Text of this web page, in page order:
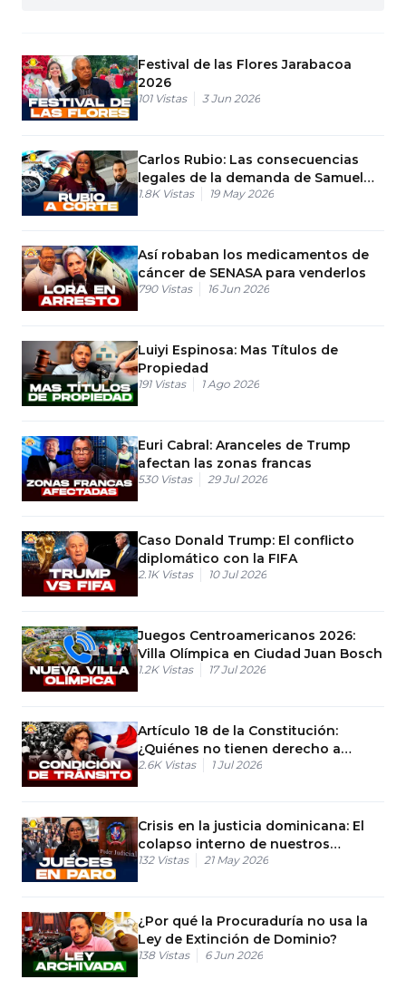
Festival de las Flores Jarabacoa
2026
101 Vistas 3 Jun 2026
Carlos Rubio: Las consecuencias
legales de la demanda de Samuel
Pereira
1.8K Vistas 19 May 2026
Así robaban los medicamentos de
cáncer de SENASA para venderlos
790 Vistas 16 Jun 2026
Luiyi Espinosa: Mas Títulos de
Propiedad
191 Vistas 1 Ago 2026
Euri Cabral: Aranceles de Trump
afectan las zonas francas
530 Vistas 29 Jul 2026
Caso Donald Trump: El conflicto
diplomático con la FIFA
2.1K Vistas 10 Jul 2026
Juegos Centroamericanos 2026:
Villa Olímpica en Ciudad Juan Bosch
1.2K Vistas 17 Jul 2026
Artículo 18 de la Constitución:
¿Quiénes no tienen derecho a
nacionalidad RD?
2.6K Vistas 1 Jul 2026
Crisis en la justicia dominicana: El
colapso interno de nuestros
tribunales
132 Vistas 21 May 2026
¿Por qué la Procuraduría no usa la
Ley de Extinción de Dominio?
138 Vistas 6 Jun 2026